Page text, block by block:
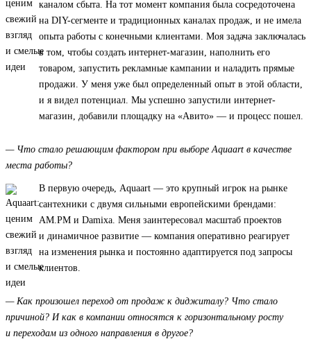
каналом сбыта. На тот момент компания была сосредоточена
на DIY-сегменте и традиционных каналах продаж, и не имела
опыта работы с конечными клиентами. Моя задача заключалась
в том, чтобы создать интернет-магазин, наполнить его
товаром, запустить рекламные кампании и наладить прямые
продажи. У меня уже был определенный опыт в этой области,
и я видел потенциал. Мы успешно запустили интернет-
магазин, добавили площадку на «Авито» — и процесс пошел.
— Что стало решающим фактором при выборе Aquaart в качестве
места работы?
В первую очередь, Aquaart — это крупный игрок на рынке
сантехники с двумя сильными европейскими брендами:
AM.PM и Damixa. Меня заинтересовал масштаб проектов
и динамичное развитие — компания оперативно реагирует
на изменения рынка и постоянно адаптируется под запросы
клиентов.
— Как произошел переход от продаж к диджиталу? Что стало
причиной? И как в компании относятся к горизонтальному росту
и переходам из одного направления в другое?